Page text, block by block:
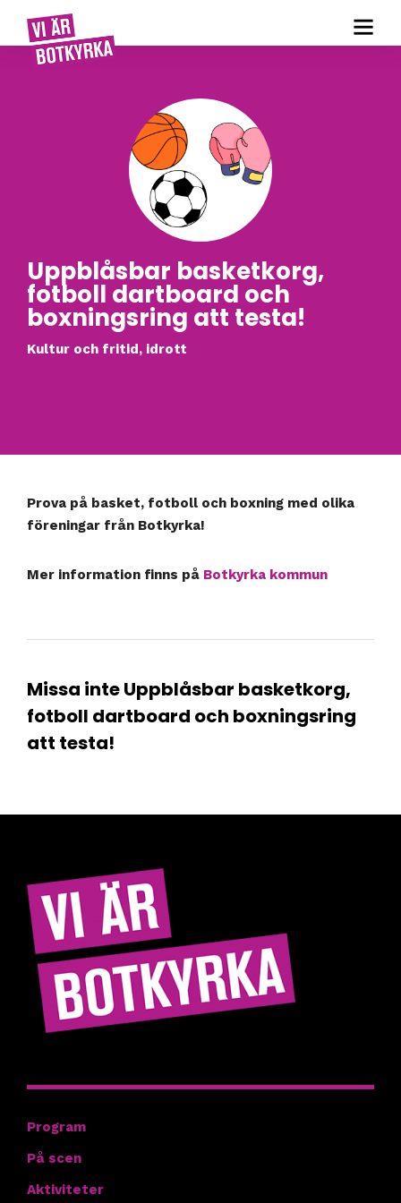
Uppblåsbar basketkorg,
fotboll dartboard och
boxningsring att testa!
Kultur och fritid, idrott
Prova på basket, fotboll och boxning med olika
föreningar från Botkyrka!
Mer information finns på Botkyrka kommun
Missa inte Uppblåsbar basketkorg,
fotboll dartboard och boxningsring
att testa!
Program
På scen
Aktiviteter